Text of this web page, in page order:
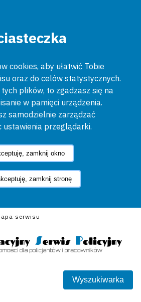
cookies, aby ułatwić Tobie
oraz do celów statystycznych.
plików, to zgadzasz się na
w pamięci urządzenia.
samodzielnie zarządzać
ustawienia przeglądarki.
zamknij okno
zamknij stronę
serwisu
Serwis
Wyszukiwarka